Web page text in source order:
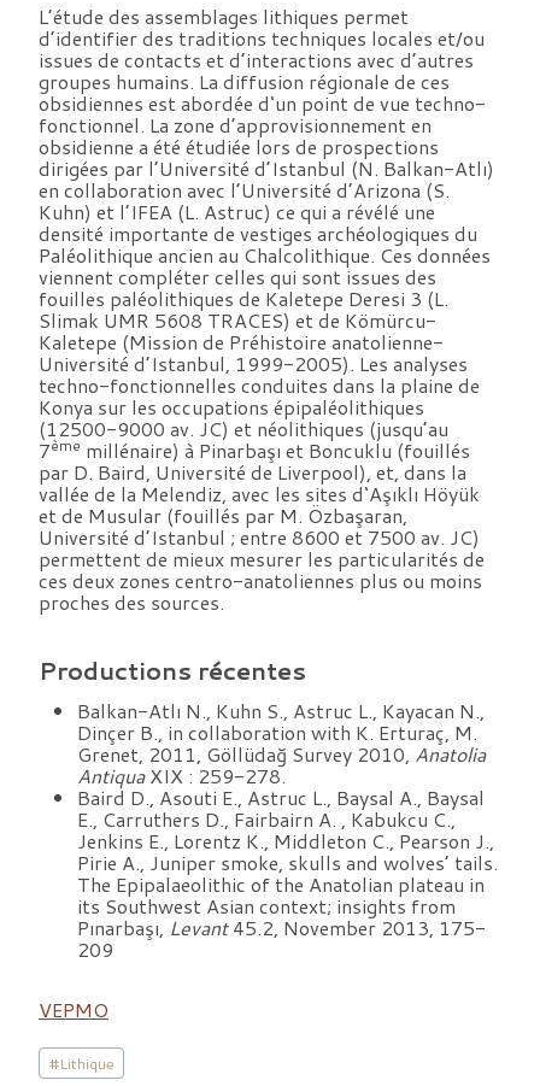
L’étude des assemblages lithiques permet
d’identifier des traditions techniques locales et/ou
issues de contacts et d’interactions avec d’autres
groupes humains. La diffusion régionale de ces
obsidiennes est abordée d‘un point de vue techno-
fonctionnel. La zone d’approvisionnement en
obsidienne a été étudiée lors de prospections
dirigées par l’Université d’Istanbul (N. Balkan-Atlı)
en collaboration avec l’Université d’Arizona (S.
Kuhn) et l’IFEA (L. Astruc) ce qui a révélé une
densité importante de vestiges archéologiques du
Paléolithique ancien au Chalcolithique. Ces données
viennent compléter celles qui sont issues des
fouilles paléolithiques de Kaletepe Deresi 3 (L.
Slimak UMR 5608 TRACES) et de Kömürcu-
Kaletepe (Mission de Préhistoire anatolienne-
Université d’Istanbul, 1999-2005). Les analyses
techno-fonctionnelles conduites dans la plaine de
Konya sur les occupations épipaléolithiques
(12500-9000 av. JC) et néolithiques (jusqu’au
7ème millénaire) à Pinarbaşı et Boncuklu (fouillés
par D. Baird, Université de Liverpool), et, dans la
vallée de la Melendiz, avec les sites d‘Aşıklı Höyük
et de Musular (fouillés par M. Özbaşaran,
Université d’Istanbul ; entre 8600 et 7500 av. JC)
permettent de mieux mesurer les particularités de
ces deux zones centro-anatoliennes plus ou moins
proches des sources.
Productions récentes
Balkan-Atlı N., Kuhn S., Astruc L., Kayacan N.,
Dinçer B., in collaboration with K. Erturaç, M.
Grenet, 2011, Göllüdağ Survey 2010, Anatolia
AntiquaXIX : 259-278.
Baird D., Asouti E., Astruc L., Baysal A., Baysal
E., Carruthers D., Fairbairn A. , Kabukcu C.,
Jenkins E., Lorentz K., Middleton C., Pearson J.,
Pirie A., Juniper smoke, skulls and wolves’ tails.
The Epipalaeolithic of the Anatolian plateau in
its Southwest Asian context; insights from
Pınarbaşı, Levant45.2, November 2013, 175-
209
VEPMO
Étiquettes
de
#Lithique